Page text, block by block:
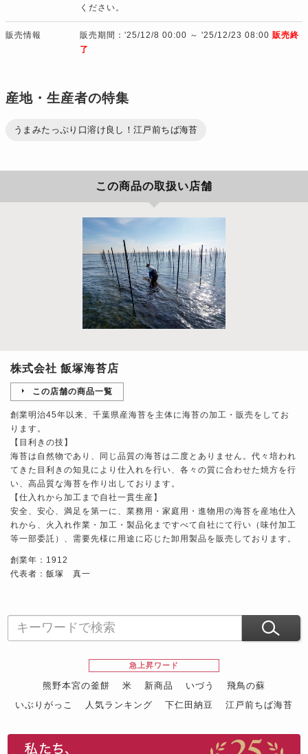
ください。
販売情報 販売期間：'25/12/8 00:00 ～ '25/12/23 08:00 販売終
了
産地・生産者の特集
うまみたっぷり口溶け良し！江戸前ちば海苔
この商品の取扱い店舗
株式会社 飯塚海苔店
この店舗の商品一覧
創業明治45年以来、千葉県産海苔を主体に海苔の加工・販売をしてお
ります。
【目利きの技】
海苔は自然物であり、同じ品質の海苔は二度とありません。代々培われ
てきた目利きの知見により仕入れを行い、各々の質に合わせた焼方を行
い、高品質な海苔を作り出しております。
【仕入れから加工まで自社一貫生産】
安全、安心、満足を第一に、業務用・家庭用・進物用の海苔を産地仕入
れから、火入れ作業・加工・製品化まですべて自社にて行い（味付加工
等一部委託）、需要先様に用途に応じた卸用製品を販売しております。
創業年：1912
代表者：飯塚 真一
急上昇ワード
熊野本宮の釜餅 米 新商品 いづう
飛鳥の蘇
いぶりがっこ
人気ランキング 下仁田納豆
江戸前ちば海苔